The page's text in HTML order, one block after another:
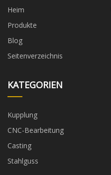
Heim
Produkte
Blog
Seitenverzeichnis
KATEGORIEN
Kupplung
CNC-Bearbeitung
Casting
Stahlguss